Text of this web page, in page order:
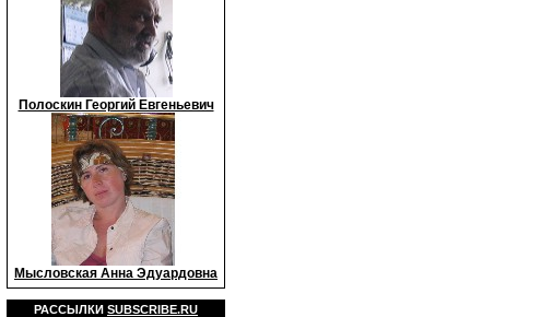
Полоскин Георгий Евгеньевич
Мысловская Анна Эдуардовна
РАССЫЛКИ SUBSCRIBE.RU